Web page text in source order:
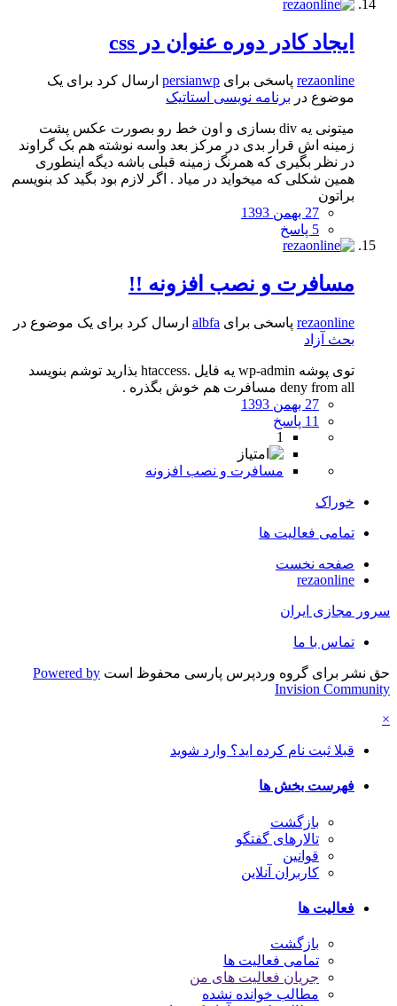
ایجاد کادر دوره عنوان در css
rezaonline پاسخی برای persianwp ارسال کرد برای یک
موضوع در برنامه نویسی استاتیک
میتونی یه div بسازی و اون خط رو بصورت عکس پشت
زمینه اش قرار بدی در مرکز بعد واسه نوشته هم بک گراوند
در نظر بگیری که همرنگ زمینه قبلی باشه دیگه اینطوری
همین شکلی که میخواید در میاد . اگر لازم بود بگید کد بنویسم
براتون
27 بهمن 1393
5 پاسخ
مسافرت و نصب افزونه !!
rezaonline پاسخی برای albfa ارسال کرد برای یک موضوع در
بحث آزاد
توی پوشه wp-admin یه فایل .htaccess بذارید توشم بنویسد
deny from all مسافرت هم خوش بگذره .
27 بهمن 1393
11 پاسخ
1
مسافرت و نصب افزونه
خوراک
تمامی فعالیت ها
صفحه نخست
rezaonline
سرور مجازی ایران
تماس با ما
حق نشر برای گروه وردپرس پارسی محفوظ است Powered by
Invision Community
×
قبلا ثبت نام کرده اید؟ وارد شوید
فهرست بخش ها
بازگشت
تالارهای گفتگو
قوانین
کاربران آنلاین
فعالیت ها
بازگشت
تمامی فعالیت ها
جریان فعالیت های من
مطالب خوانده نشده